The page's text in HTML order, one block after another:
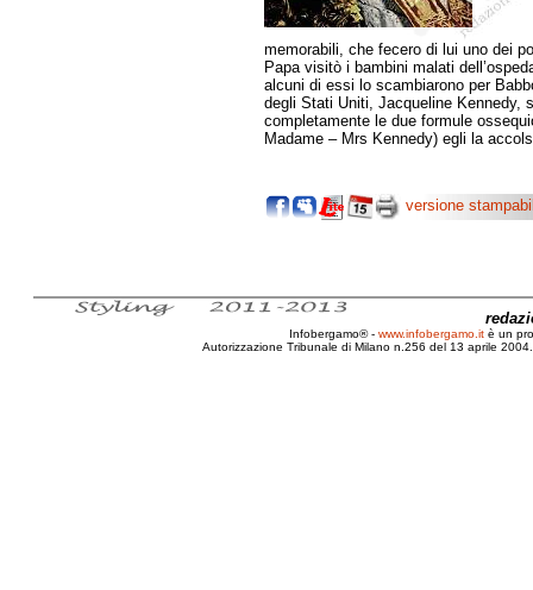
memorabili, che fecero di lui uno dei
Papa visitò i bambini malati
alcuni di essi lo scambiarono per
degli Stati Uniti, Jacqueline Kennedy,
completamente le due formule
Madame – Mrs Kennedy) egli la
versione
Infobergamo® - www.infobergamo.it è un
Autorizzazione Tribunale di Milano n.256 del 13 aprile